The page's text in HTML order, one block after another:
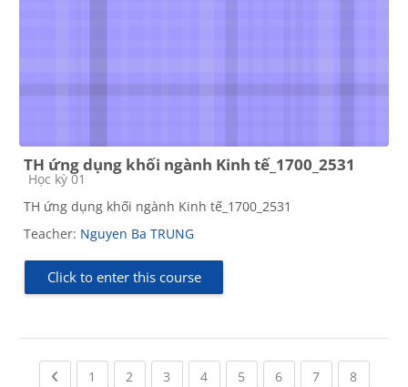
TH ứng dụng khối ngành Kinh tế_1700_2531
Course category
Học kỳ 01
TH ứng dụng khối ngành Kinh tế_1700_2531
Teacher: Nguyen Ba TRUNG
Click to enter this course
Previous page
1 (current)
2 (current)
3 (current)
4(current)
5 (current)
6(current)
7(current)
8(current)